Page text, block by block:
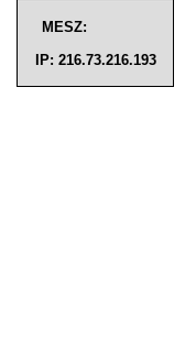
MESZ:
IP: 216.73.216.193